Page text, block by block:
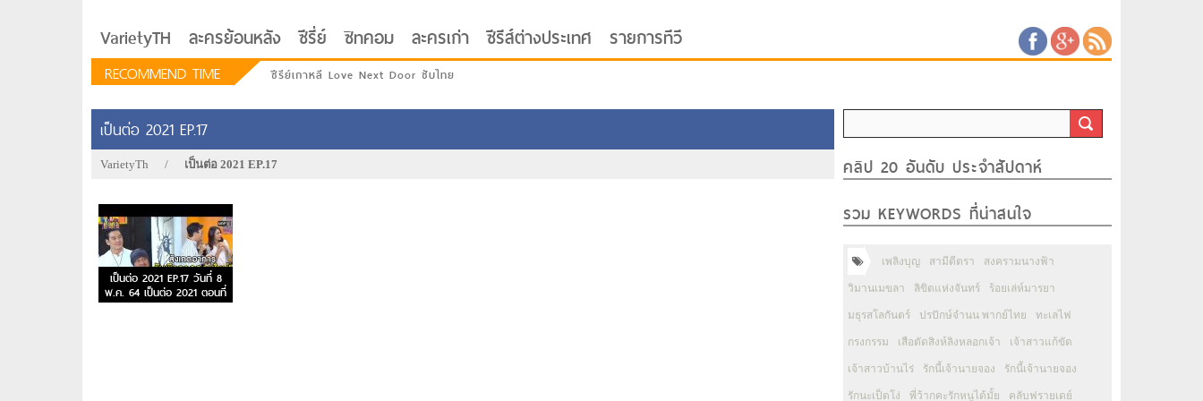
VarietyTH ละครย้อนหลัง ซีรี่ย์ ซิทคอม ละครเก่า ซีรีส์ต่างประเทศ รายการทีวี
RECOMMEND TIME ซีรีย์เกาหลี Love Next Door ซับไทย
เป็นต่อ 2021 EP.17
VarietyTh / เป็นต่อ 2021 EP.17
เป็นต่อ 2021 EP.17 วันที่ 8
พ.ค. 64 เป็นต่อ 2021 ตอนที่
17
คลิป 20 อันดับ ประจำสัปดาห์
รวม KEYWORDS ที่น่าสนใจ
เพลิงบุญ สามีตีตรา สงครามนางฟ้า
วิมานเมขลา ลิขิตแห่งจันทร์ ร้อยเล่ห์มารยา
มธุรสโลกันตร์ ปรปักษ์จำนน พากย์ไทย ทะเลไฟ
กรงกรรม เสือตัดสิงห์ลิงหลอกเจ้า เจ้าสาวแก้ขัด
เจ้าสาวบ้านไร่ รักนี้เจ้านายจอง รักนี้เจ้านายจอง
รักนะเป็ดโง่ พี่ว้ากคะรักหนูได้มั้ย คลับฟรายเดย์